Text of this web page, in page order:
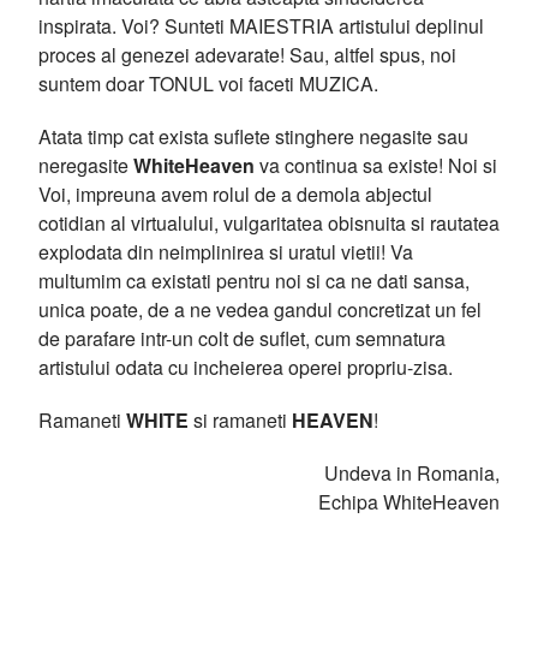
inspirata. Voi? Sunteti MAIESTRIA artistului deplinul
proces al genezei adevarate! Sau, altfel spus, noi
suntem doar TONUL voi faceti MUZICA.
Atata timp cat exista suflete stinghere negasite sau
neregasiteWhiteHeaven va continua sa existe! Noi si
Voi, impreuna avem rolul de a demola abjectul
cotidian al virtualului, vulgaritatea obisnuita si rautatea
explodata din neimplinirea si uratul vietii! Va
multumim ca existati pentru noi si ca ne dati sansa,
unica poate, de a ne vedea gandul concretizat un fel
de parafare intr-un colt de suflet, cum semnatura
artistului odata cu incheierea operei propriu-zisa.
Ramaneti WHITE si ramaneti HEAVEN!
Undeva in Romania,
Echipa WhiteHeaven